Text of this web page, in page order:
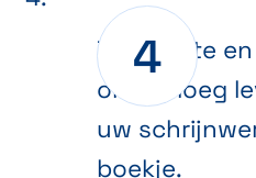
De laatste
onze ploeg
uw
boekje.